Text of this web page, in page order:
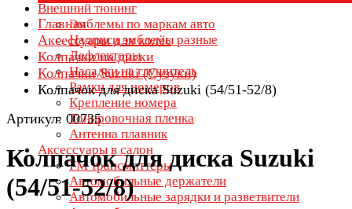
Внешний тюнинг
Эмблемы по маркам авто
Надписи эмблемы разные
Дефлекторы
Насадки на глушитель
Рамки для номеров
Крепление номера
Тонировочная пленка
Антенна плавник
Аксессуары в салон
FM трансмиттеры
Автомобильные держатели
Автомобильные зарядки и разветвители
Главная
Аксессуары для колёс
Колпачки на диски
Колпачки Suzuki (Сузуки)
Колпачок для диска Suzuki (54/51-52/8)
Артикул: 00735
Колпачок для диска Suzuki
(54/51-52/8)